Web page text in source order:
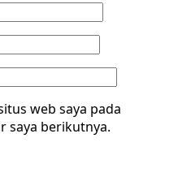
web saya pada
saya berikutnya.